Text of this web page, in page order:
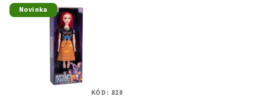
Novinka
KÓD: 818